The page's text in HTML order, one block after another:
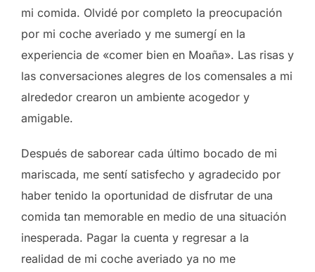
mi comida. Olvidé por completo la preocupación
por mi coche averiado y me sumergí en la
experiencia de «comer bien en Moaña». Las risas y
las conversaciones alegres de los comensales a mi
alrededor crearon un ambiente acogedor y
amigable.
Después de saborear cada último bocado de mi
mariscada, me sentí satisfecho y agradecido por
haber tenido la oportunidad de disfrutar de una
comida tan memorable en medio de una situación
inesperada. Pagar la cuenta y regresar a la
realidad de mi coche averiado ya no me